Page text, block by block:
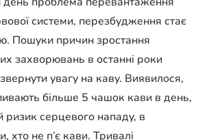
системи, перезбудження стає
Пошуки причин зростання
захворювань в останні роки
увагу на каву. Виявилося,
більше 5 чашок кави в день,
ризик серцевого нападу, в
хто не п’є кави. Тривалі